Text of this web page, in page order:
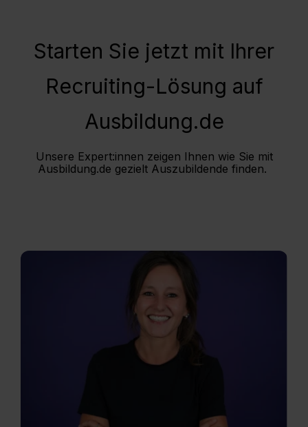
Starten Sie jetzt mit Ihrer
Recruiting-Lösung auf
Ausbildung.de
Unsere Expert:innen zeigen Ihnen wie Sie mit
Ausbildung.de gezielt Auszubildende finden.